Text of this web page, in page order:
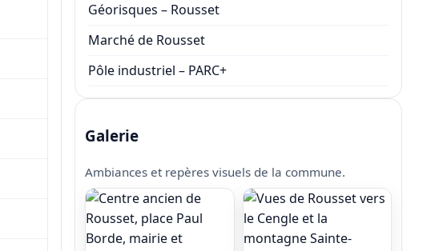
Géorisques – Rousset
Marché de Rousset
Pôle industriel – PARC+
Galerie
Ambiances et repères visuels de la commune.